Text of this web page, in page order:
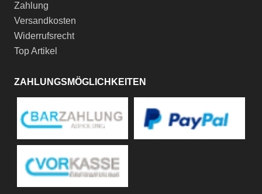
Zahlung
Versandkosten
Widerrufsrecht
Top Artikel
ZAHLUNGSMÖGLICHKEITEN